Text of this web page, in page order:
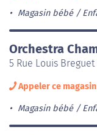
Magasin bébé /
Orchestra
5 Rue Louis
Appeler ce magasin
Magasin bébé /